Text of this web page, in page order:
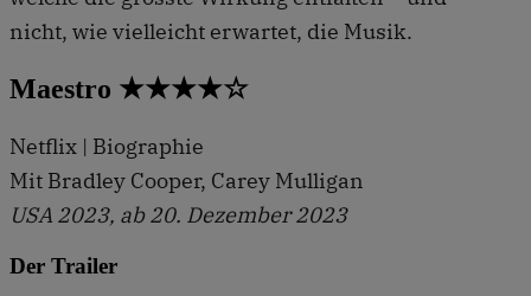
nicht, wie vielleicht erwartet, die Musik.
Maestro ★★★★☆
Netflix | Biographie
Mit Bradley Cooper, Carey Mulligan
USA 2023, ab 20. Dezember 2023
Der Trailer